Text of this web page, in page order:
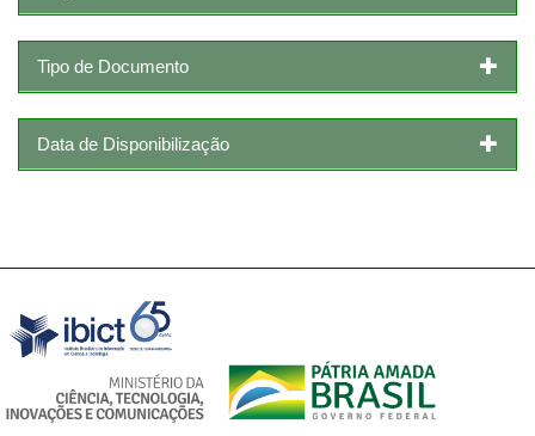
Tipo de Documento
Data de Disponibilização